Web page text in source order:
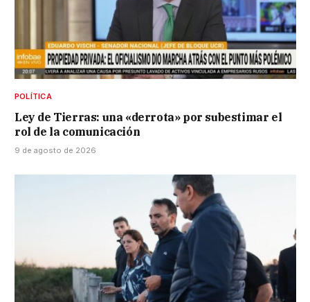
POLÍTICA
Ley de Tierras: una «derrota» por subestimar el
rol de la comunicación
9 de agosto de 2026